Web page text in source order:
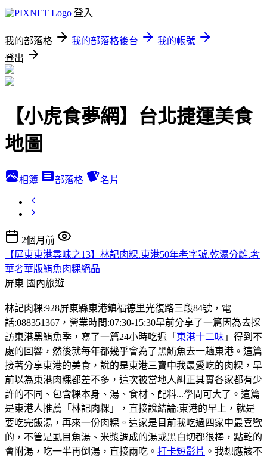
登入
我的部落格 我的部落格後台
我的帳號
登出
【小虎食夢網】台北捷運美食
地圖
相簿 部落格 名片
2個月前
【屏東東港尋味之13】林記肉粿.東港50年老字號.乾濕分離.奢
華奢華版鮪魚肉粿絕品
屏東 國內旅遊
林記肉粿:928屏東縣東港鎮福德里光復路三段84號，電
話:088351367，營業時間:07:30-15:30早前分享了一篇因為去採
訪東港黑鮪魚季，寫了一篇24小時吃遍「 東港十二味 」得到不
處的回響，然後就每年都幾乎會為了黑鮪魚去一趟東港。這篇
接著分享東港的美食，說的是東港三寶中我最愛吃的肉粿，早
前以為東港肉粿都差不多，這次被當地人糾正其實各家都有少
許的不同、包含粿本身、湯、食材、配料...學問可大了。這篇
是東港人推薦「林記肉粿」，直接說結論:東港的早上，就是
要吃完飯湯，再來一份肉粿。這家是目前我吃過四家中最喜歡
的，不管是虱目魚湯、米漿調成的湯或黑白切都很棒，點乾的
會附湯，吃一半再倒湯，直接兩吃。 打卡短影片 。我想應該不